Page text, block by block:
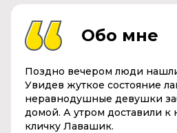
Обо мне
Поздно вечером люди
Увидев жуткое состояние
неравнодушные девушки
домой. А утром доставили к
кличку Лавашик.